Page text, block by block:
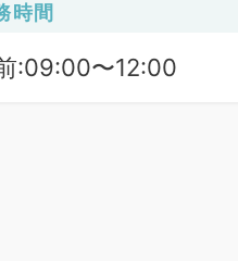
時間
:09:00〜12:00